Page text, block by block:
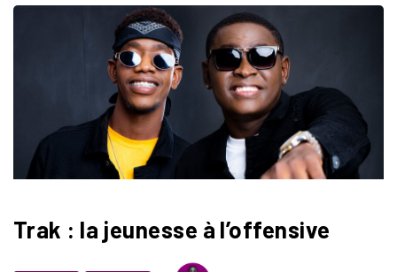
Trak : la jeunesse à l’offensive